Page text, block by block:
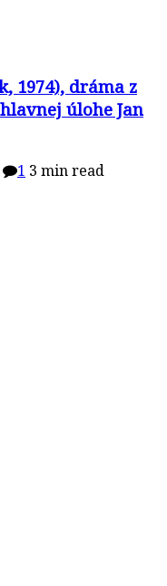
1974), dráma z
úlohe Jan
1 3 min read